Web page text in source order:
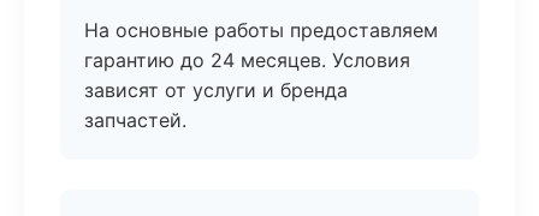
На основные работы предоставляем
гарантию до 24 месяцев. Условия
зависят от услуги и бренда
запчастей.